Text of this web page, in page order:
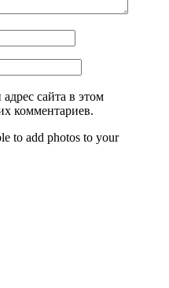
сайта в этом
комментариев.
to add photos to your